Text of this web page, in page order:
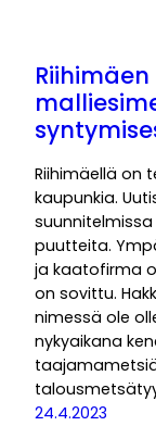
Riihimäellä on
kaupunkia.
puutteita.
ja kaatofirma
on sovittu.
nimessä ole
nykyaikana
24.4.2023